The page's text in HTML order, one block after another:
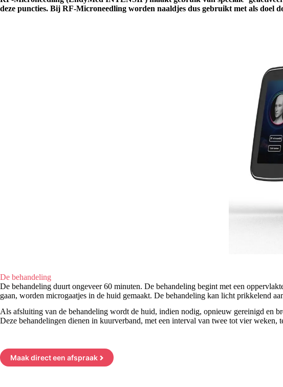
deze puncties. Bij RF-Microneedling worden naaldjes dus gebruikt met als doel
De behandeling
De behandeling duurt ongeveer 60 minuten. De behandeling begint met een
gaan, worden microgaatjes in de huid gemaakt. De behandeling kan licht prikkelend
Als afsluiting van de behandeling wordt de huid, indien nodig, opnieuw gereinigd en
Deze behandelingen dienen in kuurverband, met een interval van twee tot vier weken,
Maak direct een afspraak